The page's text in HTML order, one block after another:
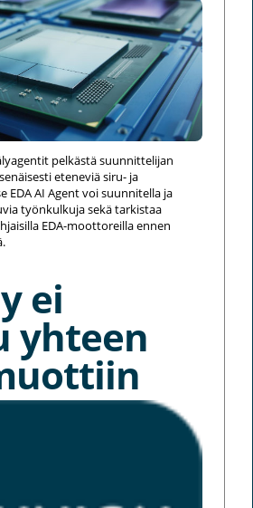
pelkästä suunnittelijan
eteneviä siru- ja
EDA AI Agent voi suunnitella ja
työnkulkuja sekä tarkistaa
EDA-moottoreilla ennen
ei
yhteen